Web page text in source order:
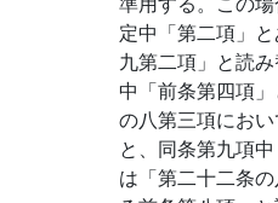
定中「第二項」
九第二項」と読
中「前条第四項
の八第三項におい
と、同条第九項
は「第二十二条